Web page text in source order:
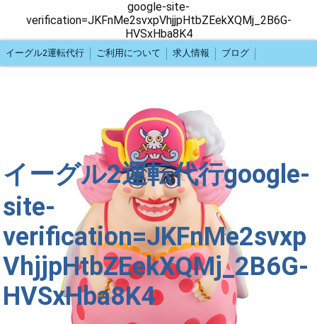
google-site-
verification=JKFnMe2svxpVhjjpHtbZEekXQMj_2B6G-
HVSxHba8K4
イーグル2運転代行 ご利用について 求人情報 ブログ
イーグル2運転代行google-
site-
verification=JKFnMe2svxp
VhjjpHtbZEekXQMj_2B6G-
HVSxHba8K4